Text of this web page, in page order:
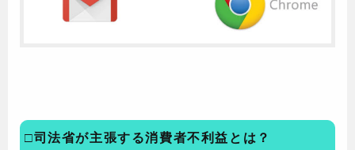
□司法省が主張する消費者不利益とは？